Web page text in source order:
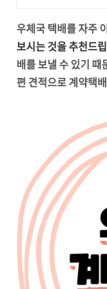
우체국 택배를 자주
보시는 것을 추천드
배를 보낼 수 있기 때
편 견적으로 계약택